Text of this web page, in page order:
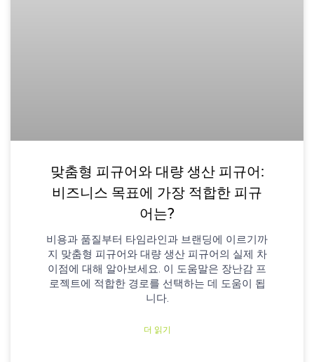
맞춤형 피규어와 대량 생산 피규어:
비즈니스 목표에 가장 적합한 피규
어는?
비용과 품질부터 타임라인과 브랜딩에 이르기까
지 맞춤형 피규어와 대량 생산 피규어의 실제 차
이점에 대해 알아보세요. 이 도움말은 장난감 프
로젝트에 적합한 경로를 선택하는 데 도움이 됩
니다.
더 읽기